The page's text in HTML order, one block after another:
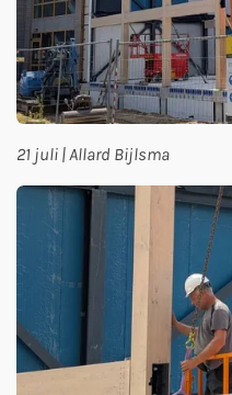
21 juli | Allard Bijlsma